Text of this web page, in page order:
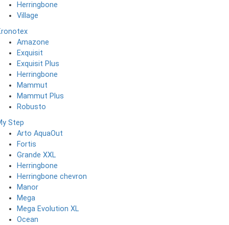
Herringbone
Village
Amazone
Exquisit
Exquisit Plus
Herringbone
Mammut
Mammut Plus
Robusto
Step
Arto AquaOut
Fortis
Grande XXL
Herringbone
Herringbone chevron
Manor
Mega
Mega Evolution XL
Ocean